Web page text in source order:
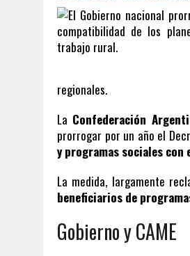
regionales.
La Confederación
prorrogar por un año el
y programas sociales
La medida, largamente
beneficiarios de
Gobierno y CAME